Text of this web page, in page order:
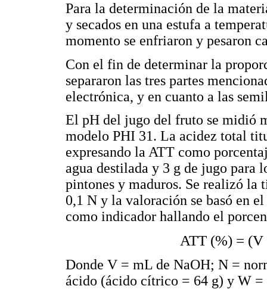
Para la determinación de la
y secados en una estufa a
momento se enfriaron y pesaron
Con el fin de determinar la
separaron las tres partes
electrónica, y en cuanto a las
El pH del jugo del fruto se midió
modelo PHI 31. La acidez total
expresando la ATT como
agua destilada y 3 g de jugo para
pintones y maduros. Se realizó
0,1 N y la valoración se basó en
como indicador hallando el
ATT (%) =
Donde V = mL de NaOH; N =
ácido (ácido cítrico = 64 g) y W =